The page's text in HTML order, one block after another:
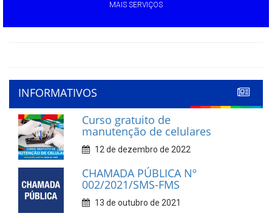
MAIS SERVIÇOS
INFORMATIVOS
Curso gratuito de
manutenção de celulares
12 de dezembro de 2022
CHAMADA PÚBLICA Nº
002/2021/SMS-FMS
13 de outubro de 2021